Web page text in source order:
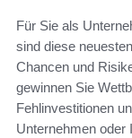
Für Sie als
sind diese
Chancen und
gewinnen Sie
Fehlinvestitionen
Unternehmen oder